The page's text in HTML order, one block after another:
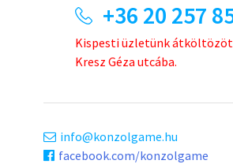
+36 20 257
Kispesti üzletünk
Kresz Géza utcába.
info
konzolgame.hu
facebook.com/konzolgame